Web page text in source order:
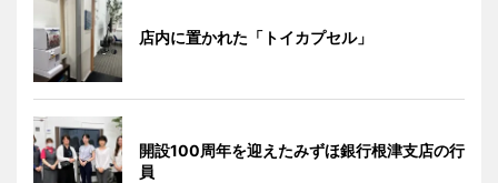
店内に置かれた「トイカプセル」
開設100周年を迎えたみずほ銀行根津支店の行
員